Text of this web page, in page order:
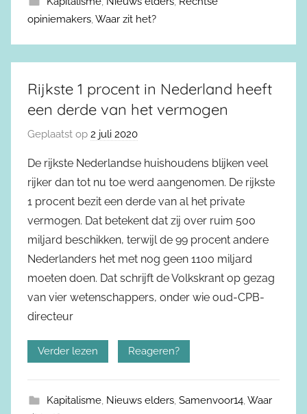
opiniemakers,Waar zit het?
Rijkste 1 procent in Nederland heeft
een derde van het vermogen
Geplaatst op 2 juli 2020
De rijkste Nederlandse huishoudens blijken veel
rijker dan tot nu toe werd aangenomen. De rijkste
1 procent bezit een derde van al het private
vermogen. Dat betekent dat zij over ruim 500
miljard beschikken, terwijl de 99 procent andere
Nederlanders het met nog geen 1100 miljard
moeten doen. Dat schrijft de Volkskrant op gezag
van vier wetenschappers, onder wie oud-CPB-
directeur
Verder lezen Reageren?
Kapitalisme, Nieuws elders, Samenvoor14,Waar